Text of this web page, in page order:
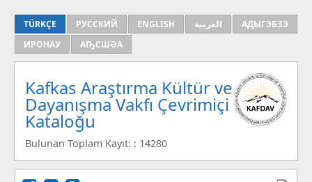
TÜRKÇE РУССКИЙ ENGLISH العربية
АДЫГЭБЗЭ
ИРОНАУ
АҦСШӘА
Kafkas Araştırma Kültür ve
Dayanışma Vakfı Çevrimiçi
Kataloğu
Bulunan Toplam Kayıt: : 14280